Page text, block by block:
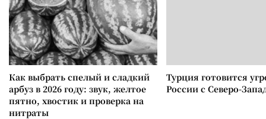
Как выбрать спелый и сладкий
арбуз в 2026 году: звук, желтое
пятно, хвостик и проверка на
нитраты
Турция готовится
России с Северо-